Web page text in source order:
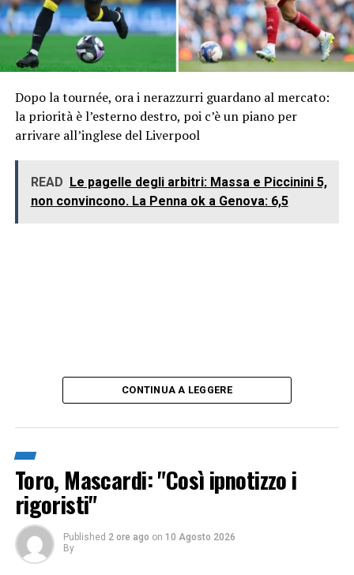
Dopo la tournée, ora i nerazzurri guardano al mercato:
la priorità è l’esterno destro, poi c’è un piano per
arrivare all’inglese del Liverpool
READ Le pagelle degli arbitri: Massa e Piccinini 5,
non convincono. La Penna ok a Genova: 6,5
CONTINUA A LEGGERE
Toro, Mascardi: "Così ipnotizzo i
rigoristi"
Published 2 ore ago on 10 Agosto 2026
By